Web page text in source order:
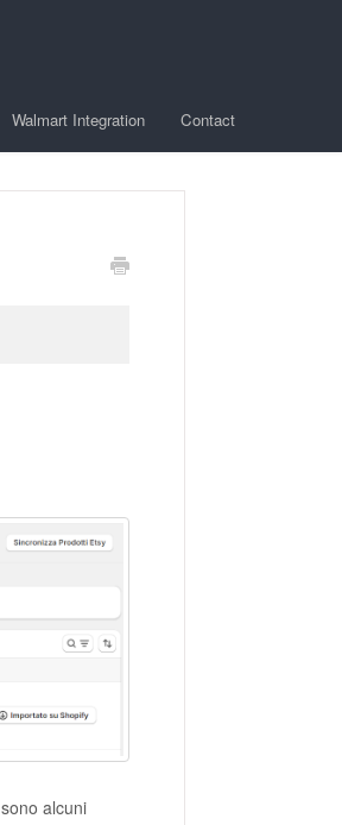
Walmart Integration Contact
alcuni